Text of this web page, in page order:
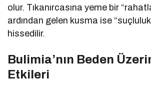
olur. Tıkanırcasına yeme bir
ardından gelen kusma ise “suçluluk
hissedilir.
Bulimia’nın Beden
Etkileri